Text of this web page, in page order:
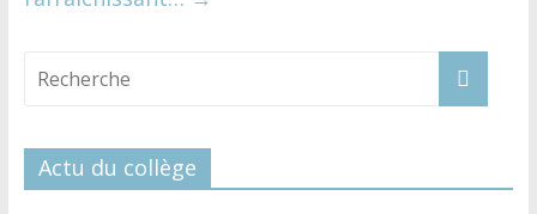
Actu du collège